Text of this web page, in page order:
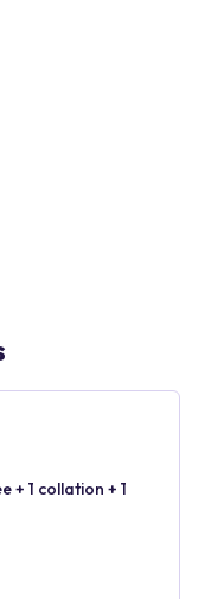
+ 1 collation + 1